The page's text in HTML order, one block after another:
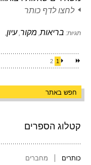
קטלוג הספרים
כותרים מחברים
לחצו לדף כותר
תגיות: בריאות, מקור,עיון,
1
2